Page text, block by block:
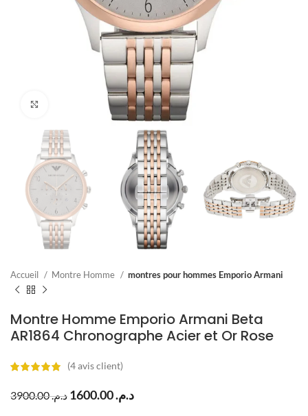
Click to enlarge
Accueil Montre Homme montres pour hommes Emporio Armani
Montre Homme Emporio Armani Beta
AR1864 Chronographe Acier et Or Rose
(4avis client)
د.م.3900.00 د.م.